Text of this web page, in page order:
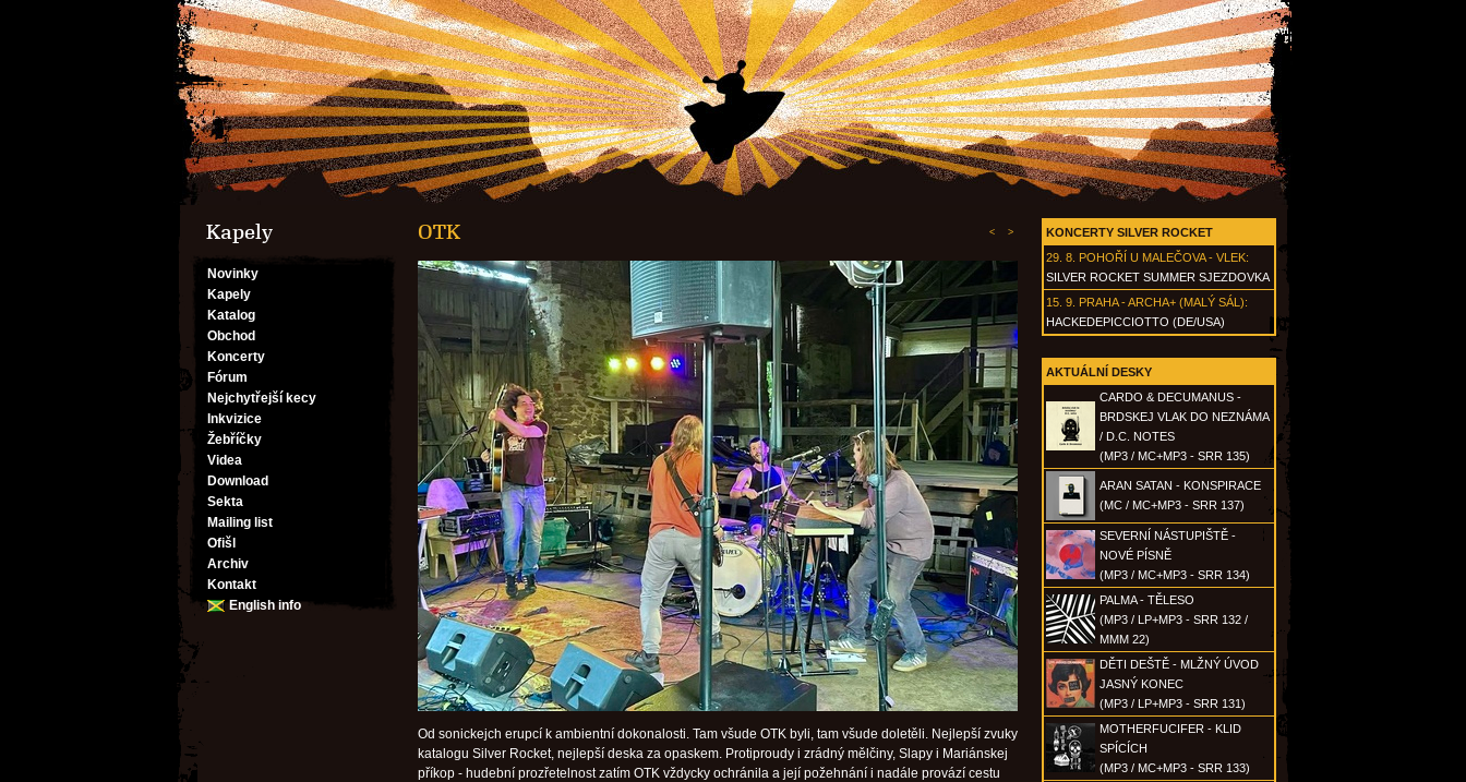
Kapely
Novinky
Kapely
Katalog
Obchod
Koncerty
Fórum
Nejchytřejší kecy
Inkvizice
Žebříčky
Videa
Download
Sekta
Mailing list
Ofišl
Archiv
Kontakt
English info
KONCERTY SILVER ROCKET
29. 8. POHOŘÍ U MALEČOVA - VLEK:
SILVER ROCKET SUMMER SJEZDOVKA
15. 9. PRAHA - ARCHA+ (MALÝ SÁL):
HACKEDEPICCIOTTO (DE/USA)
AKTUÁLNÍ DESKY
CARDO & DECUMANUS -
BRDSKEJ VLAK DO NEZNÁMA
/ D.C. NOTES
(MP3 / MC+MP3 - SRR 135)
ARAN SATAN - KONSPIRACE
(MC / MC+MP3 - SRR 137)
SEVERNÍ NÁSTUPIŠTĚ -
NOVÉ PÍSNĚ
(MP3 / MC+MP3 - SRR 134)
PALMA - TĚLESO
(MP3 / LP+MP3 - SRR 132 /
MMM 22)
DĚTI DEŠTĚ - MLŽNÝ ÚVOD
JASNÝ KONEC
(MP3 / LP+MP3 - SRR 131)
MOTHERFUCIFER - KLID
SPÍCÍCH
(MP3 / MC+MP3 - SRR 133)
>
<
OTK
Od sonickejch erupcí k ambientní dokonalosti. Tam všude OTK byli, tam všude doletěli. Nejlepší zvuky
katalogu Silver Rocket, nejlepší deska za opaskem. Protiproudy i zrádný mělčiny, Slapy i Mariánskej
příkop - hudební prozřetelnost zatím OTK vždycky ochránila a její požehnání i nadále provází cestu